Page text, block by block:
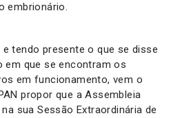
embrionário.
tendo presente o que se disse
em que se encontram os
em funcionamento, vem o
propor que a Assembleia
sua Sessão Extraordinária de